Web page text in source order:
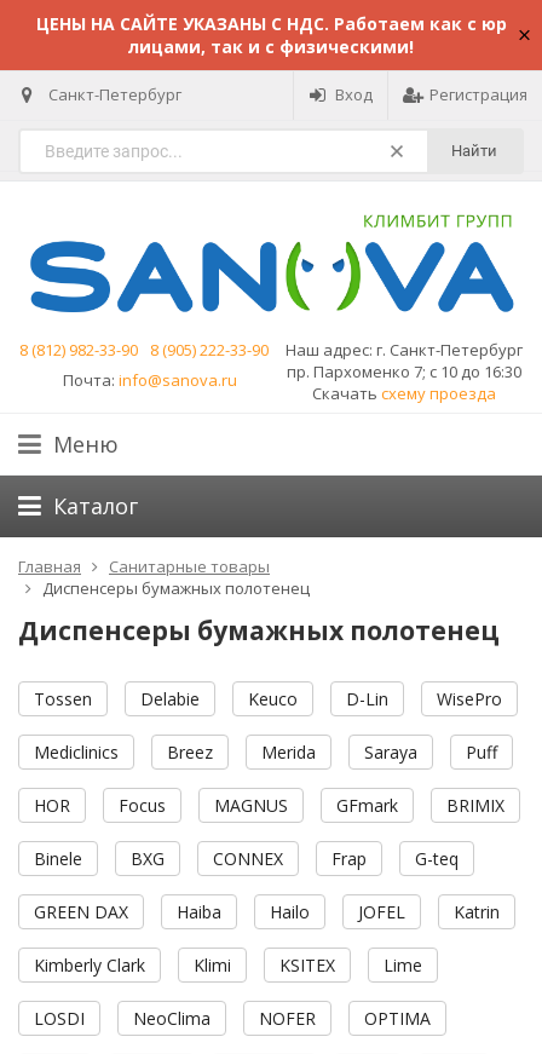
ЦЕНЫ НА САЙТЕ УКАЗАНЫ С НДС. Работаем как с юр
лицами, так и с физическими!
Санкт-Петербург Вход Регистрация
Найти
8 (812) 982-33-90
8 (905) 222-33-90
Почта: info@sanova.ru
Наш адрес: г. Санкт-Петербург
пр. Пархоменко 7; с 10 до 16:30
Скачать схему проезда
Меню
Каталог
Главная
Санитарные товары
Диспенсеры бумажных полотенец
Диспенсеры бумажных полотенец
Tossen Delabie Keuco D-Lin WisePro
Mediclinics Breez Merida Saraya Puff
HOR Focus MAGNUS GFmark BRIMIX
Binele BXG CONNEX Frap G-teq
GREEN DAX Haiba Hailo JOFEL Katrin
Kimberly Clark Klimi KSITEX Lime
LOSDI NeoClima NOFER OPTIMA